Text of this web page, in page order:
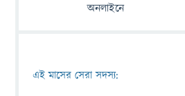
অনলাইনে
এই মাসের সেরা সদস্য: